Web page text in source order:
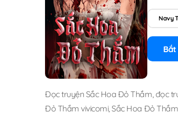
Navy
Bắt
Đọc truyện Sắc Hoa Đỏ Thắm,đọc
Đỏ Thắm vivicomi,Sắc Hoa Đỏ